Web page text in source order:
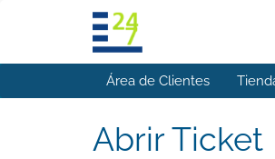
Área de Clientes
Abrir Ticket